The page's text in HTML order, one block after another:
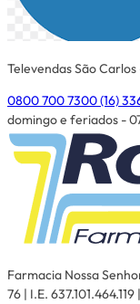
Televendas São
0800 700 7300(16)
domingo e feriados -
Farmacia Nossa
76 | I.E.